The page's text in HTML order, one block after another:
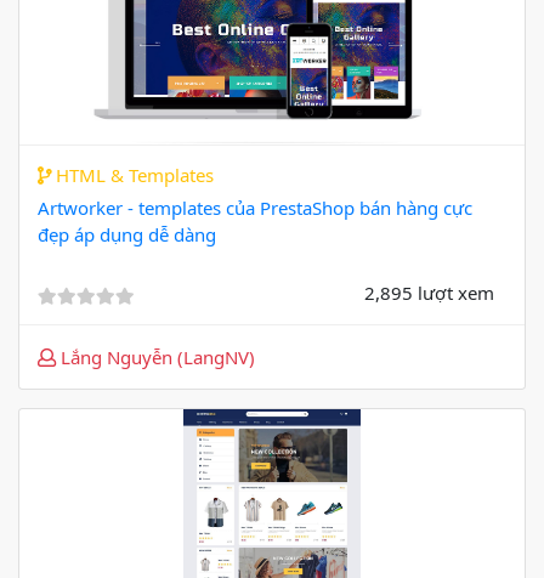
HTML & Templates
Artworker - templates của PrestaShop bán hàng cực
đẹp áp dụng dễ dàng
2,895 lượt xem
Lắng Nguyễn (LangNV)